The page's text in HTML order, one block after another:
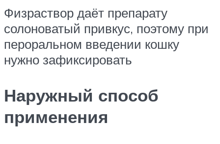
Физраствор даёт препарату
солоноватый привкус, поэтому при
пероральном введении кошку
нужно зафиксировать
Наружный способ
применения